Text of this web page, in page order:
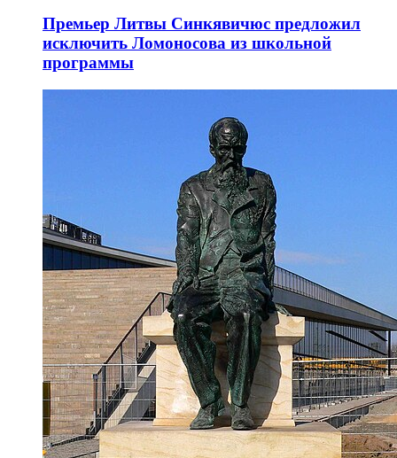
Премьер Литвы Синкявичюс предложил
исключить Ломоносова из школьной
программы